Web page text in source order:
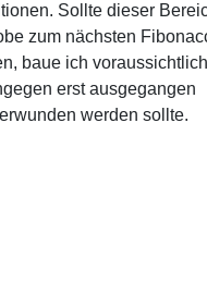
Sollte dieser
zum nächsten
baue ich
erst ausgegangen
werden sollte.